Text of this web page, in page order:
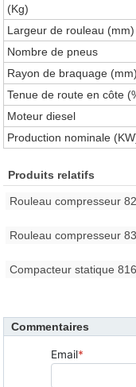
(Kg)
Largeur de rouleau (mm)
Nombre de pneus
Rayon de braquage (mm)
Tenue de route en côte
Moteur diesel
Production nominale
Produits relatifs
Rouleau compresseur
Rouleau compresseur
Compacteur statique
Commentaires